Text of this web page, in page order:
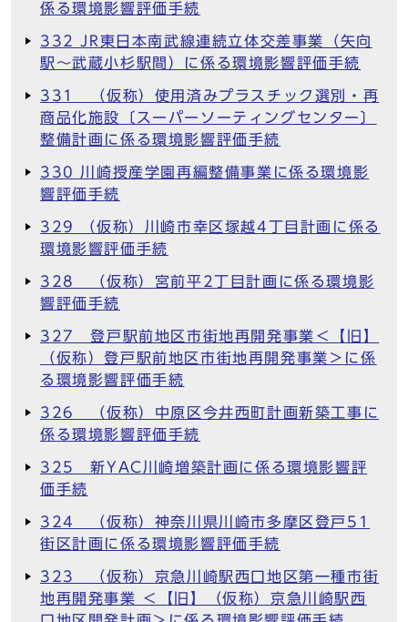
係る環境影響評価手続
332 JR東日本南武線連続立体交差事業（矢向
駅～武蔵小杉駅間）に係る環境影響評価手続
331 （仮称）使用済みプラスチック選別・再
商品化施設〔スーパーソーティングセンター〕
整備計画に係る環境影響評価手続
330 川崎授産学園再編整備事業に係る環境影
響評価手続
329 （仮称）川崎市幸区塚越4丁目計画に係る
環境影響評価手続
328 （仮称）宮前平2丁目計画に係る環境影
響評価手続
327 登戸駅前地区市街地再開発事業＜【旧】
（仮称）登戸駅前地区市街地再開発事業＞に係
る環境影響評価手続
326 （仮称）中原区今井西町計画新築工事に
係る環境影響評価手続
325 新YAC川崎増築計画に係る環境影響評
価手続
324 （仮称）神奈川県川崎市多摩区登戸51
街区計画に係る環境影響評価手続
323 （仮称）京急川崎駅西口地区第一種市街
地再開発事業 ＜【旧】（仮称）京急川崎駅西